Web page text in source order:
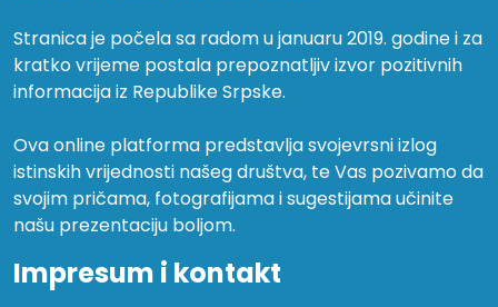
Stranica je počela sa radom u januaru 2019. godine i za
kratko vrijeme postala prepoznatljiv izvor pozitivnih
informacija iz Republike Srpske.
Ova online platforma predstavlja svojevrsni izlog
istinskih vrijednosti našeg društva, te Vas pozivamo da
svojim pričama, fotografijama i sugestijama učinite
našu prezentaciju boljom.
Impresum i kontakt